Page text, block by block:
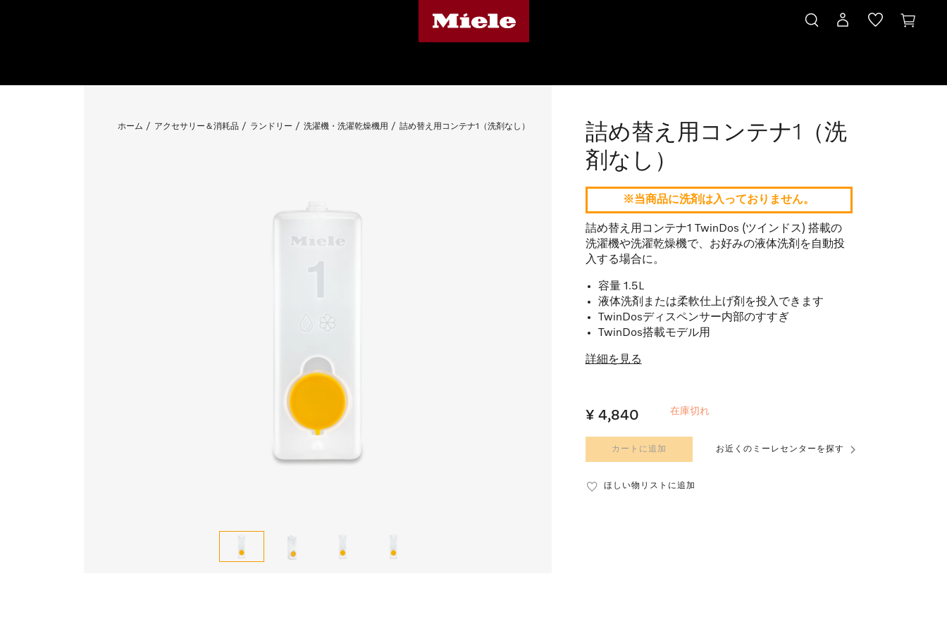
ホーム アクセサリー＆消耗品 ランドリー 洗濯機・洗濯乾燥機用 詰め替え用コンテナ1（洗剤なし）
詰め替え用コンテナ1（洗
剤なし）
※当商品に洗剤は入っておりません。
詰め替え用コンテナ1 TwinDos (ツインドス) 搭載の
洗濯機や洗濯乾燥機で、お好みの液体洗剤を自動投
入する場合に。
容量 1.5L
液体洗剤または柔軟仕上げ剤を投入できます
TwinDosディスペンサー内部のすすぎ
TwinDos搭載モデル用
詳細を見る
¥ 4,840 在庫切れ
カートに追加 お近くのミーレセンターを探す
ほしい物リストに追加